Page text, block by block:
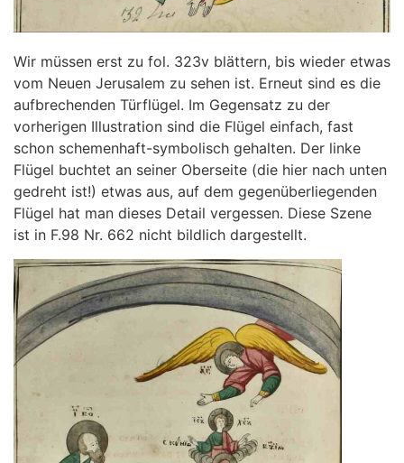
Wir müssen erst zu fol. 323v blättern, bis wieder etwas
vom Neuen Jerusalem zu sehen ist. Erneut sind es die
aufbrechenden Türflügel. Im Gegensatz zu der
vorherigen Illustration sind die Flügel einfach, fast
schon schemenhaft-symbolisch gehalten. Der linke
Flügel buchtet an seiner Oberseite (die hier nach unten
gedreht ist!) etwas aus, auf dem gegenüberliegenden
Flügel hat man dieses Detail vergessen. Diese Szene
ist in F.98 Nr. 662 nicht bildlich dargestellt.